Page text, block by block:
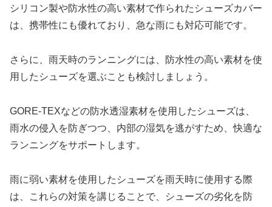
シリコン製や防水性の高い素材で作られたシューズカバー
は、携帯性にも優れており、急な雨にも対応可能です。
さらに、雨天時のランニングには、防水性の高い素材を使
用したシューズを選ぶことも検討しましょう。
GORE-TEXなどの防水透湿素材を使用したシューズは、
雨水の侵入を防ぎつつ、内部の湿気を逃がすため、快適な
ランニングをサポートします。
雨に弱い素材を使用したシューズを雨天時に使用する際
は、これらの対策を講じることで、シューズの劣化を防